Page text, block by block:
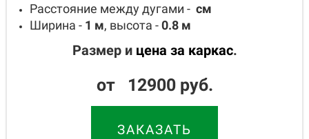
Расстояние между дугами - см
Ширина - 1 м, высота -0.8 м
Размер и цена за каркас.
от 12900 руб.
ЗАКАЗАТЬ